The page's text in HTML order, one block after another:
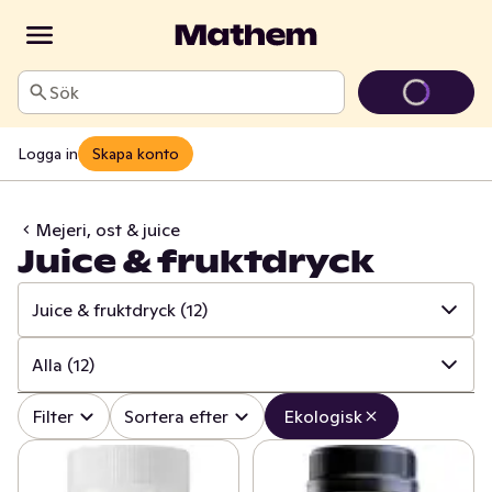
Sök
Logga in Skapa konto
Mejeri, ost & juice
Juice & fruktdryck
Juice & fruktdryck (12)
✓ Alla (108)
✓ (23)
Mjölk
Alla (12)
✓ Alla (12)
Filter Sortera efter Ekologisk